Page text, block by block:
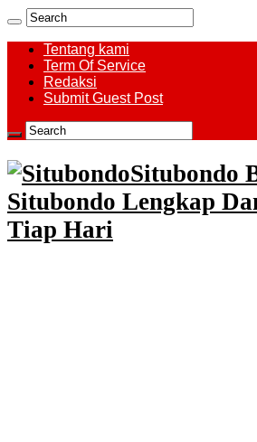
Tentang kami
Term Of Service
Redaksi
Submit Guest Post
Situbondo
Situbondo Lengkap
Tiap Hari